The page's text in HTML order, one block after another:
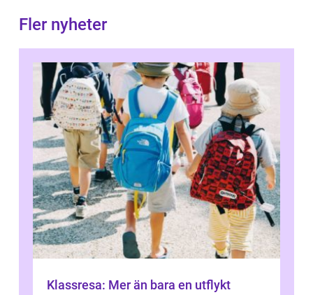
Fler nyheter
Klassresa: Mer än bara en utflykt